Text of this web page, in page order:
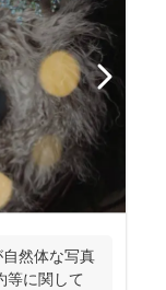
然体な写真
等に関して